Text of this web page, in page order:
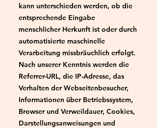
kann unterschieden werden, ob die
entsprechende Eingabe
menschlicher Herkunft ist oder durch
automatisierte maschinelle
Verarbeitung missbräuchlich erfolgt.
Nach unserer Kenntnis werden die
Referrer-URL, die IP-Adresse, das
Verhalten der Webseitenbesucher,
Informationen über Betriebssystem,
Browser und Verweildauer, Cookies,
Darstellungsanweisungen und